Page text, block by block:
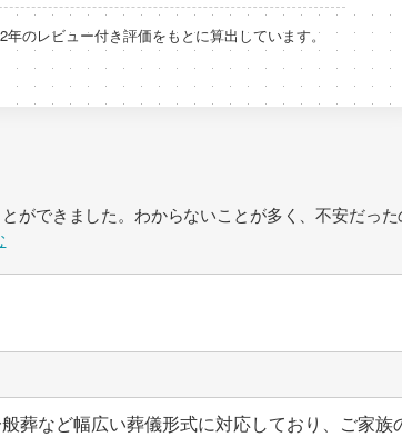
年のレビュー付き評価をもとに算出しています。
ができました。わからないことが多く、不安だった
など幅広い葬儀形式に対応しており、ご家族